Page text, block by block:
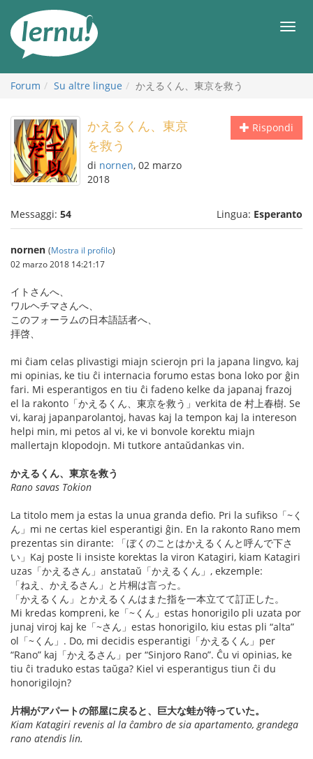
all’indice
Forum Su altre lingue かえるくん、東京を救う
Rispondi
かえるくん、東京
を救う
di nornen, 02 marzo
2018
Messaggi: 54 Lingua: Esperanto
nornen (Mostra il profilo)
02 marzo 2018 14:21:17
イトさんへ、
ワルヘチマさんへ、
このフォーラムの日本語話者へ、
拝啓、
mi ĉiam celas plivastigi miajn scierojn pri la japana lingvo, kaj
mi opinias, ke tiu ĉi internacia forumo estas bona loko por ĝin
fari. Mi esperantigos en tiu ĉi fadeno kelke da japanaj frazoj
el la rakonto「かえるくん、東京を救う」verkita de 村上春樹. Se
vi, karaj japanparolantoj, havas kaj la tempon kaj la intereson
helpi min, mi petos al vi, ke vi bonvole korektu miajn
mallertajn klopodojn. Mi tutkore antaŭdankas vin.
かえるくん、東京を救う
Rano savas Tokion
La titolo mem ja estas la unua granda defio. Pri la sufikso「~く
ん」mi ne certas kiel esperantigi ĝin. En la rakonto Rano mem
prezentas sin dirante: 「ぼくのことはかえるくんと呼んで下さ
い」Kaj poste li insiste korektas la viron Katagiri, kiam Katagiri
uzas「かえるさん」anstataŭ「かえるくん」, ekzemple:
「ねえ、かえるさん」と片桐は言った。
「かえるくん」とかえるくんはまた指を一本立てて訂正した。
Mi kredas kompreni, ke「~くん」estas honorigilo pli uzata por
junaj viroj kaj ke「~さん」estas honorigilo, kiu estas pli “alta”
ol「~くん」. Do, mi decidis esperantigi「かえるくん」per
“Rano” kaj「かえるさん」per “Sinjoro Rano”. Ĉu vi opinias, ke
tiu ĉi traduko estas taŭga? Kiel vi esperantigus tiun ĉi du
honorigilojn?
片桐がアパートの部屋に戻ると、巨大な蛙が待っていた。
Kiam Katagiri revenis al la ĉambro de sia apartamento, grandega
rano atendis lin.